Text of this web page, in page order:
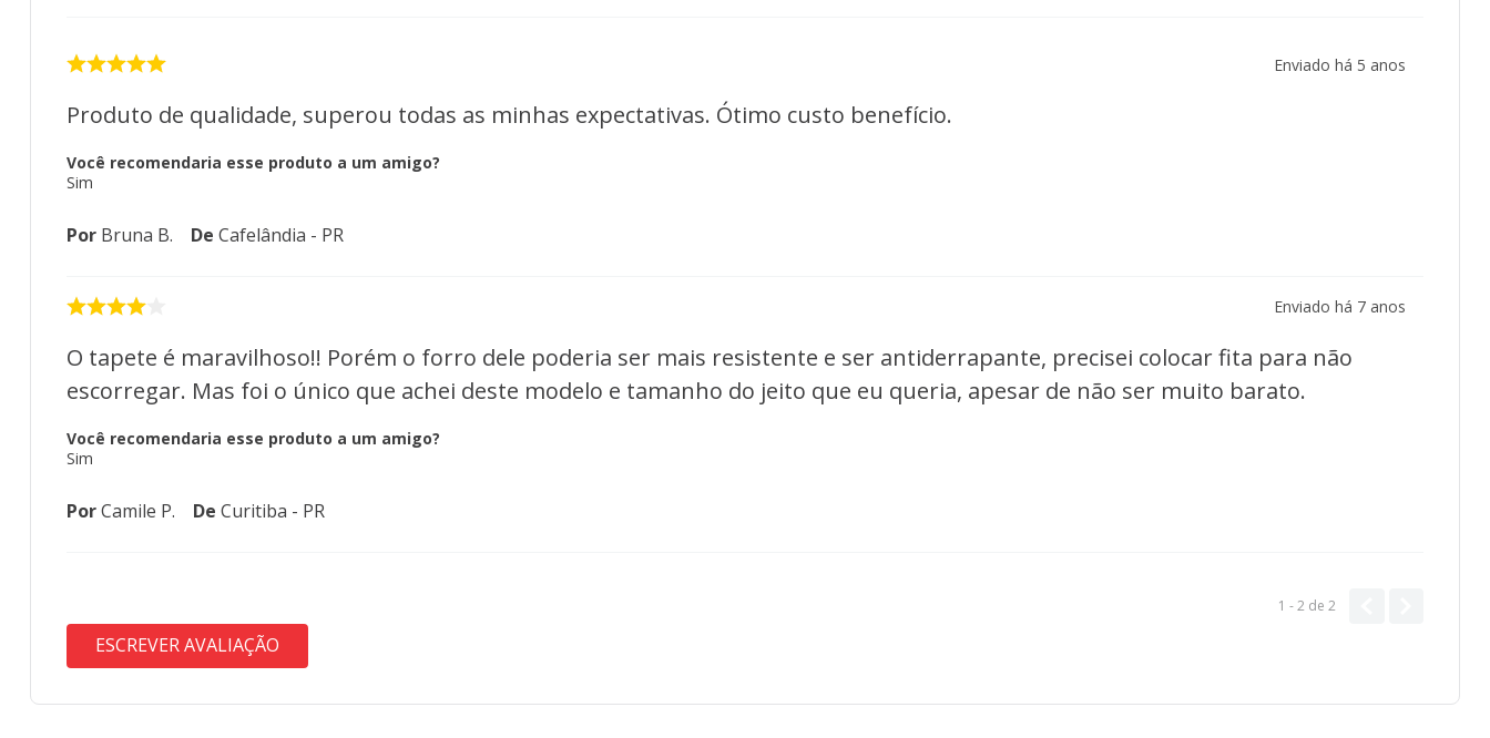
Enviado há 5 anos
Produto de qualidade, superou todas as minhas expectativas. Ótimo custo benefício.
Você recomendaria esse produto a um amigo?
Sim
Por Bruna B. De Cafelândia - PR
Enviado há 7 anos
O tapete é maravilhoso!! Porém o forro dele poderia ser mais resistente e ser antiderrapante, precisei colocar fita para não
escorregar. Mas foi o único que achei deste modelo e tamanho do jeito que eu queria, apesar de não ser muito barato.
Você recomendaria esse produto a um amigo?
Sim
PorCamile P. De Curitiba - PR
1 - 2 de 2
ESCREVER AVALIAÇÃO